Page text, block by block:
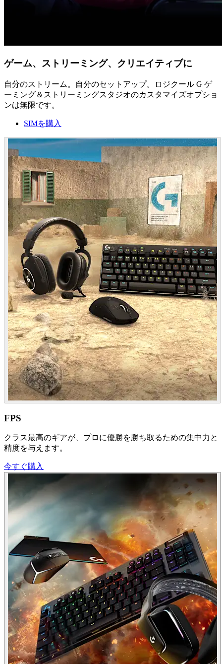
ゲーム、ストリーミング、クリエイティブに
自分のストリーム。自分のセットアップ。ロジクール G ゲ
ーミング＆ストリーミングスタジオのカスタマイズオプショ
ンは無限です。
SIMを購入
FPS
クラス最高のギアが、プロに優勝を勝ち取るための集中力と
精度を与えます。
今すぐ購入